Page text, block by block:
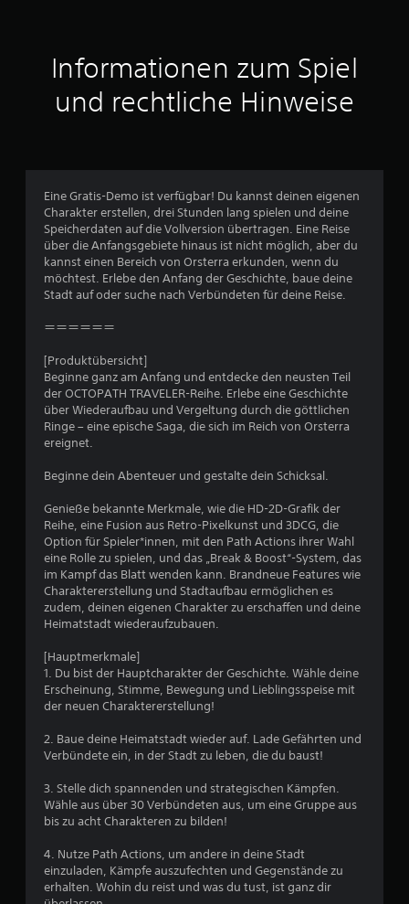
g
l
e
z
e
i
t
i
g
e
s
ü
c
k
e
n
h
r
e
r
e
r
T
a
s
e
n
D
k
a
n
s
t
a
s
S
Informationen zum Spiel
und rechtliche Hinweise
Eine Gratis-Demo ist verfügbar! Du kannst deinen eigenen
Charakter erstellen, drei Stunden lang spielen und deine
Speicherdaten auf die Vollversion übertragen. Eine Reise
über die Anfangsgebiete hinaus ist nicht möglich, aber du
kannst einen Bereich von Orsterra erkunden, wenn du
möchtest. Erlebe den Anfang der Geschichte, baue deine
Stadt auf oder suche nach Verbündeten für deine Reise.
＝＝＝＝＝＝
[Produktübersicht]
Beginne ganz am Anfang und entdecke den neusten Teil
der OCTOPATH TRAVELER-Reihe. Erlebe eine Geschichte
über Wiederaufbau und Vergeltung durch die göttlichen
Ringe – eine epische Saga, die sich im Reich von Orsterra
ereignet.
Beginne dein Abenteuer und gestalte dein Schicksal.
Genieße bekannte Merkmale, wie die HD-2D-Grafik der
Reihe, eine Fusion aus Retro-Pixelkunst und 3DCG, die
Option für Spieler*innen, mit den Path Actions ihrer Wahl
eine Rolle zu spielen, und das „Break & Boost“-System, das
im Kampf das Blatt wenden kann. Brandneue Features wie
Charaktererstellung und Stadtaufbau ermöglichen es
zudem, deinen eigenen Charakter zu erschaffen und deine
Heimatstadt wiederaufzubauen.
[Hauptmerkmale]
1. Du bist der Hauptcharakter der Geschichte. Wähle deine
Erscheinung, Stimme, Bewegung und Lieblingsspeise mit
der neuen Charaktererstellung!
2. Baue deine Heimatstadt wieder auf. Lade Gefährten und
Verbündete ein, in der Stadt zu leben, die du baust!
3. Stelle dich spannenden und strategischen Kämpfen.
Wähle aus über 30 Verbündeten aus, um eine Gruppe aus
bis zu acht Charakteren zu bilden!
4. Nutze Path Actions, um andere in deine Stadt
einzuladen, Kämpfe auszufechten und Gegenstände zu
erhalten. Wohin du reist und was du tust, ist ganz dir